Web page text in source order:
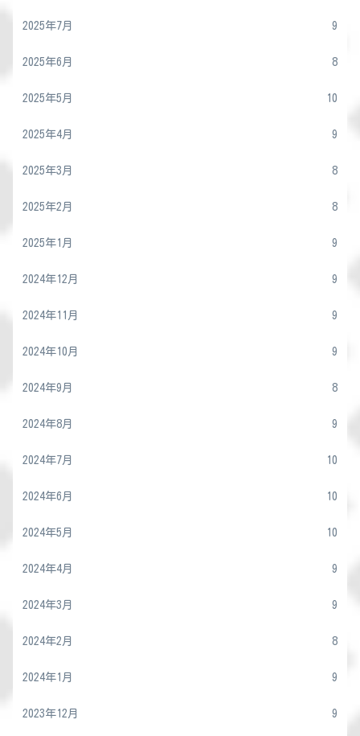
2025年7月 9
2025年6月 8
2025年5月 10
2025年4月 9
2025年3月 8
2025年2月 8
2025年1月 9
2024年12月 9
2024年11月 9
2024年10月 9
2024年9月 8
2024年8月 9
2024年7月 10
2024年6月 10
2024年5月 10
2024年4月 9
2024年3月 9
2024年2月 8
2024年1月 9
2023年12月 9